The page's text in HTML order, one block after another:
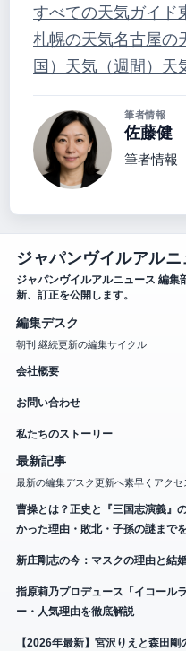
すべての天気ガイド
札幌の天気名古屋の
国） 天気（週間） 天
筆者情報
佐藤健
筆者情報
ジャパンヴイルアルニ
ジャパンヴイルアルニュース 編
新、訂正を公開します。
編集デスク
朝刊 継続更新の編集サイクル
会社概要
お問い合わせ
私たちのストーリー
最新記事
最新の編集デスク更新へ素早くアクセ
曹操とは？正史と『三国志演義』
かった理由・敗北・子孫の謎まで
新庄剛志の今：マスクの理由と結
指原莉乃プロデュース「イコール
ー・人気理由を徹底解説
【2026年最新】宮沢りえと森田